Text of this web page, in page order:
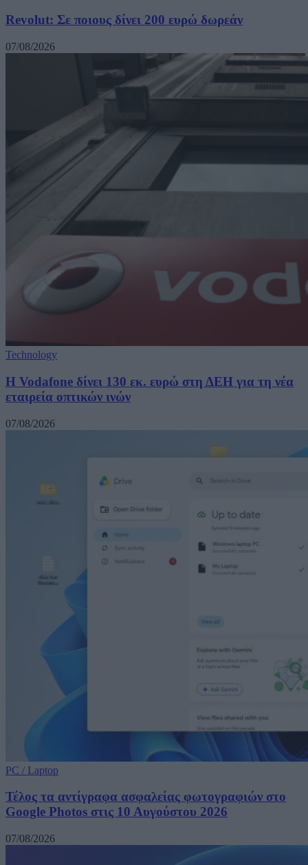
Revolut: Σε ποιους δίνει 200 ευρώ δωρεάν
07/08/2026
Technology
H Vodafone δίνει 130 εκ. ευρώ στη ΔΕΗ για τη νέα
εταιρεία οπτικών ινών
07/08/2026
PC / Laptop
Τέλος τα αντίγραφα ασφαλείας φωτογραφιών στο
Google Photos στις 10 Αυγούστου 2026
07/08/2026